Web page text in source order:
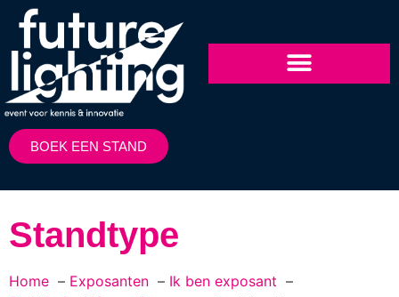
BOEK EEN STAND
Standtype
Home Exposanten
Ik ben exposant